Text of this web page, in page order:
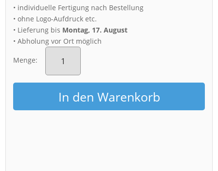
• individuelle Fertigung nach Bestellung
• ohne Logo-Aufdruck etc.
• Lieferung bis Montag, 17. August
• Abholung vor Ort möglich
Menge:
Poster
(01476)
zum
Sonnenuntergang
MengeIn den Warenkorb